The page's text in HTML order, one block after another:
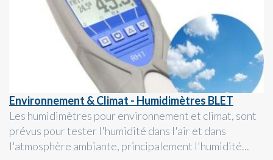
Environnement & Climat - Humidimètres BLET
Les humidimètres pour environnement et climat, sont
prévus pour tester l'humidité dans l'air et dans
l'atmosphère ambiante, principalement l'humidité...